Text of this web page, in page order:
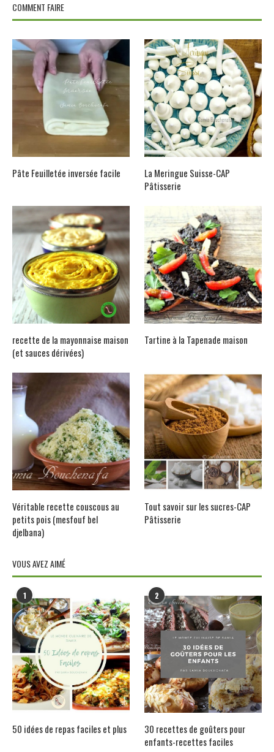
COMMENT FAIRE
Pâte Feuilletée inversée facile
La Meringue Suisse-CAP
Pâtisserie
recette de la mayonnaise maison
(et sauces dérivées)
Tartine à la Tapenade maison
Véritable recette couscous au
petits pois (mesfouf bel
djelbana)
Tout savoir sur les sucres-CAP
Pâtisserie
VOUS AVEZ AIMÉ
1
50 idées de repas faciles et plus
2
30 recettes de goûters pour
enfants-recettes faciles